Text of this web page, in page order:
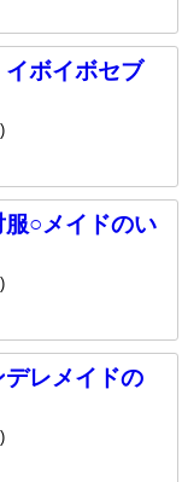
ボイボセブ
服○メイドのい
デレメイドの